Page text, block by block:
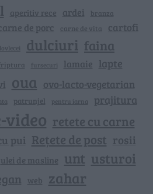
aperitiv rece ardei branza
de porc carne de vita cartofi
dulciuri faina
fursecuri lamaie lapte
oua ovo-lacto-vegetarian
patrunjel pentru iarna prajitura
video retete cu carne
pui Rețete de post rosii
ulei de masline unt usturoi
web zahar